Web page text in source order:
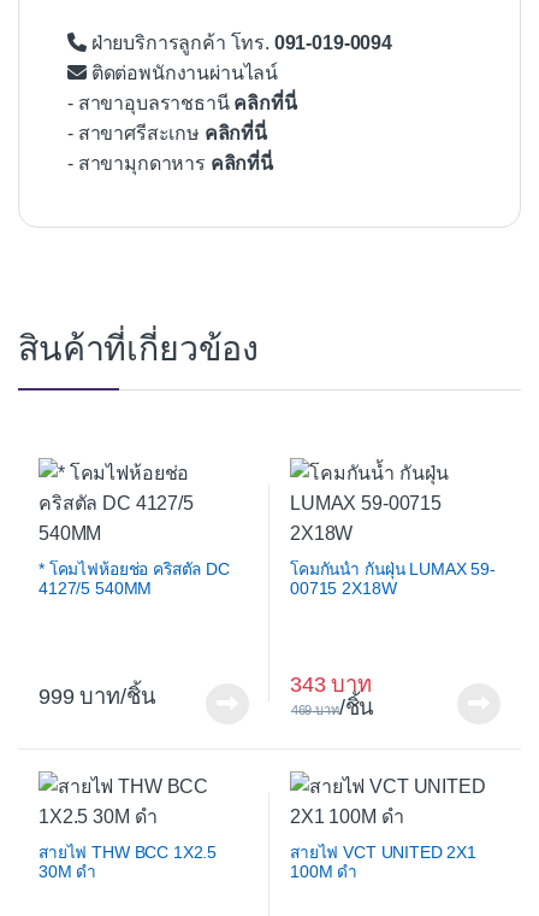
ฝ่ายบริการลูกค้า โทร. 091-019-0094
ติดต่อพนักงานผ่านไลน์
- สาขาอุบลราชธานี คลิกที่นี่
- สาขาศรีสะเกษ คลิกที่นี่
- สาขามุกดาหาร คลิกที่นี่
สินค้าที่เกี่ยวข้อง
* โคมไฟห้อยช่อ คริสตัล DC
4127/5 540MM
999 /ชิ้น
โคมกันน้ำ กันฝุ่น LUMAX 59-
00715 2X18W
343
469 /ชิ้น
สายไฟ THW BCC 1X2.5
30M ดำ
สายไฟ VCT UNITED 2X1
100M ดำ